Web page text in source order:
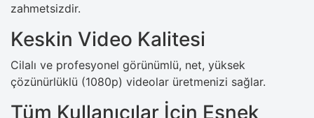
zahmetsizdir.
Keskin Video Kalitesi
Cilalı ve profesyonel görünümlü, net, yüksek
çözünürlüklü (1080p) videolar üretmenizi sağlar.
Tüm Kullanıcılar İçin Esnek